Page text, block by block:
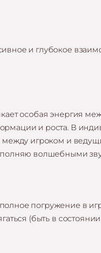
и глубокое
особая энергия
и роста. В
между игроком и
волшебными
погружение в
(быть в состоянии